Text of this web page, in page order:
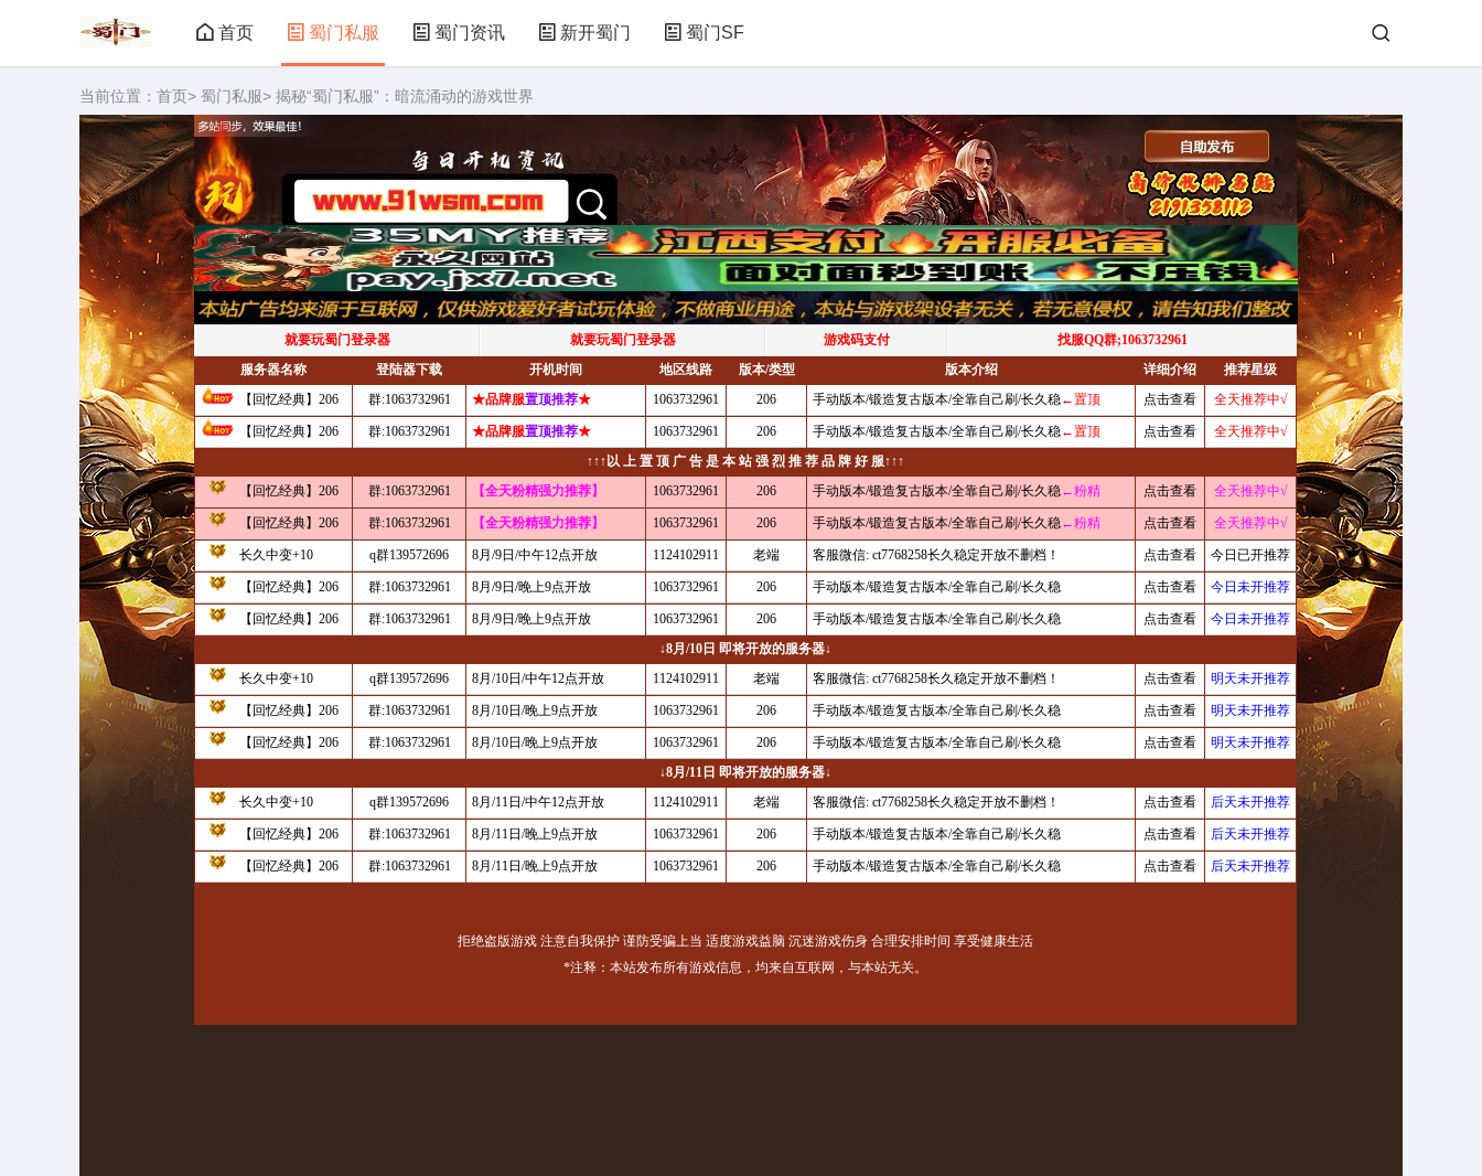
首页 蜀门私服 蜀门资讯 新开蜀门 蜀门SF
当前位置： 首页> 蜀门私服> 揭秘“蜀门私服”：暗流涌动的游戏世界